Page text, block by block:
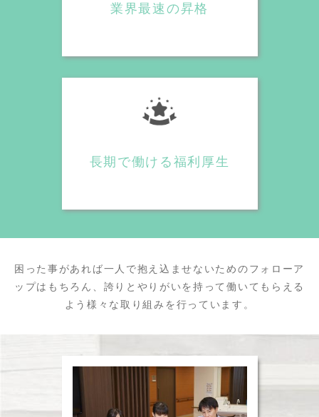
業界最速の昇格
長期で働ける福利厚生
困った事があれば一人で抱え込ませないためのフォローア
ップはもちろん、誇りとやりがいを持って働いてもらえる
よう様々な取り組みを行っています。